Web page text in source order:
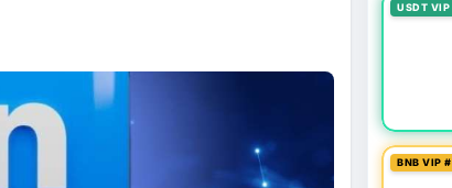
USDT
BNB VIP